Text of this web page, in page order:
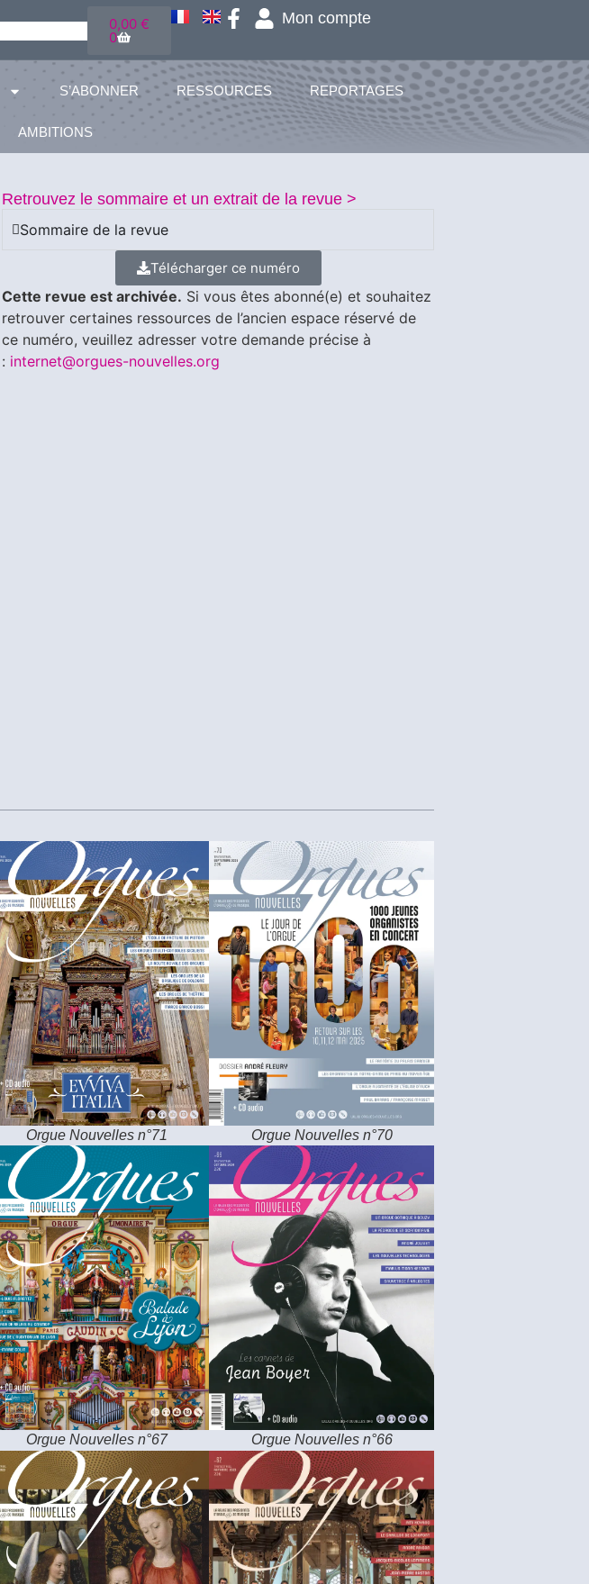
0,00€
0
Mon compte
S’ABONNER RESSOURCES REPORTAGES
AMBITIONS
Retrouvez le sommaire et un extrait de la revue >
Sommaire de la revue
Télécharger ce numéro
Cette revue est archivée. Si vous êtes abonné(e) et souhaitez
retrouver certaines ressources de l’ancien espace réservé de
ce numéro, veuillez adresser votre demande précise à
: internet@orgues-nouvelles.org
Orgue Nouvelles n°71 Orgue Nouvelles n°70
Orgue Nouvelles n°67 Orgue Nouvelles n°66